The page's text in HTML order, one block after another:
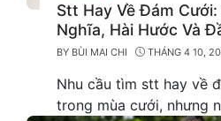
Stt Hay Về Đám
Nghĩa, Hài Hước Và
BY BÙI MAI CHI THÁNG 4 10,
Nhu cầu tìm stt hay về
trong mùa cưới, nhưng